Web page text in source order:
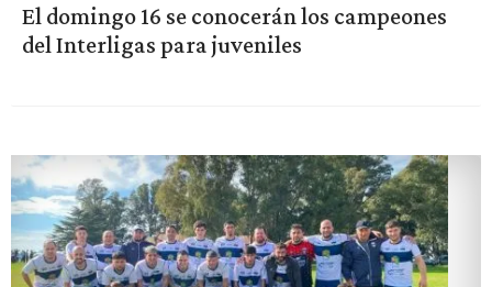
El domingo 16 se conocerán los campeones
del Interligas para juveniles